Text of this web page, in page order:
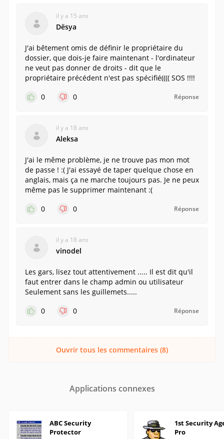
il y a 15 ans
Dësya
J'ai bêtement omis de définir le propriétaire du
dossier, que dois-je faire maintenant - l'ordinateur
ne veut pas donner de droits - dit que le
propriétaire précédent n'est pas spécifié(((( SOS !!!!
0
0 Réponse
il y a 18 ans
Aleksa
J'ai le même problème, je ne trouve pas mon mot
de passe ! :( J'ai essayé de taper quelque chose en
anglais, mais ça ne marche toujours pas. Je ne peux
même pas le supprimer maintenant :(
0
0 Réponse
il y a 18 ans
vinodel
Les gars, lisez tout attentivement ..... Il est dit qu'il
faut entrer dans le champ admin ou utilisateur
Seulement sans les guillemets.....
0
0 Réponse
Ouvrir tous les commentaires (8)
Applications connexes
ABC Security
Protector
1st Security
Pro